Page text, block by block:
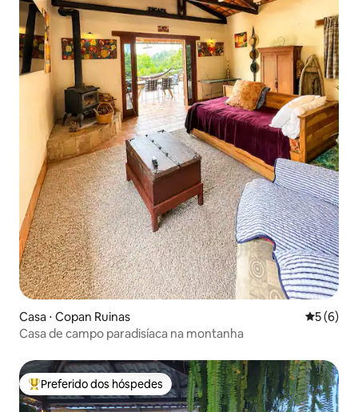
Casa ⋅ Copan Ruinas 5 de
5 (6)
Casa de campo paradisíaca na montanha
Entre os melhores preferidos dos hóspedes
Preferido dos hóspedes